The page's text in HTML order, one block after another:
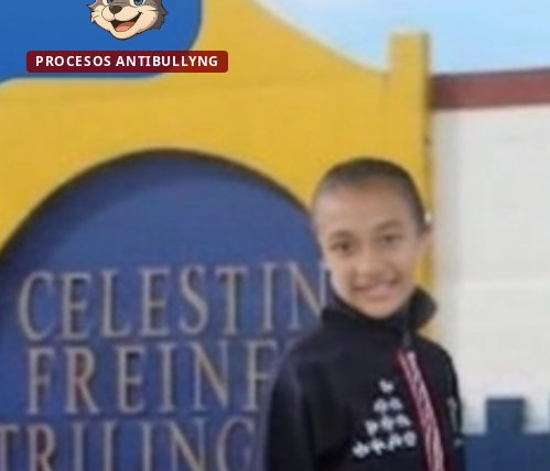
PROCESOS ANTIBULLYNG